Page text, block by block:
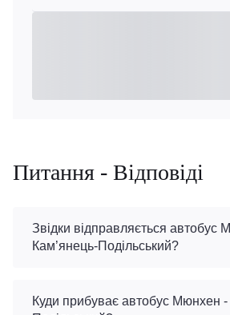
Питання - Відповіді
Звідки відправляється автобус
Кам’янець-Подільський?
Куди прибуває автобус Мюнхен -